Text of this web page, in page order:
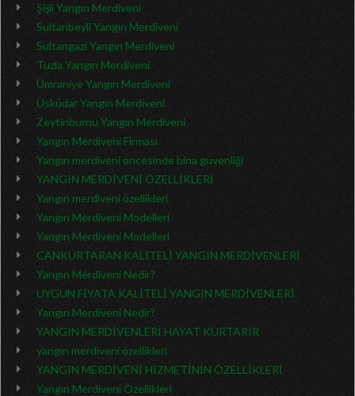
Şişli Yangın Merdiveni
Sultanbeyli Yangın Merdiveni
Sultangazi Yangın Merdiveni
Tuzla Yangın Merdiveni
Ümraniye Yangın Merdiveni
Üsküdar Yangın Merdiveni
Zeytinburnu Yangın Merdiveni
Yangın Merdiveni Firması
Yangın merdiveni öncesinde bina güvenliği
YANGIN MERDİVENİ ÖZELLİKLERİ
Yangın merdiveni özellikleri
Yangın Merdiveni Modelleri
Yangın Merdiveni Modelleri
CANKURTARAN KALİTELİ YANGIN MERDİVENLERİ
Yangın Merdiveni Nedir?
UYGUN FİYATA KALİTELİ YANGIN MERDİVENLERİ
Yangın Merdiveni Nedir?
YANGIN MERDİVENLERİ HAYAT KURTARIR
yangın merdiveni özellikleri
YANGIN MERDİVENİ HİZMETİNİN ÖZELLİKLERİ
Yangın Merdiveni Özellikleri